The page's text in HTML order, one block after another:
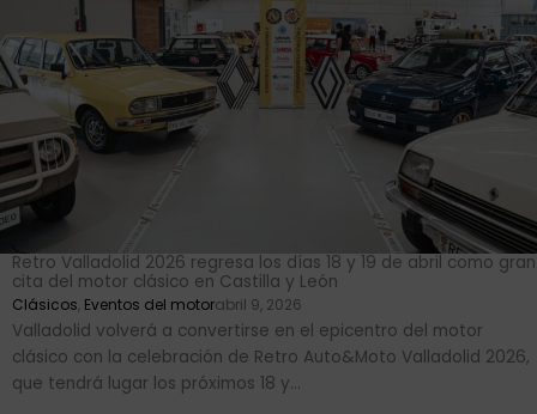
Retro Valladolid 2026 regresa los días 18 y 19 de abril como gran
cita del motor clásico en Castilla y León
Clásicos, Eventos del motorabril 9, 2026
Valladolid volverá a convertirse en el epicentro del motor
clásico con la celebración de Retro Auto&Moto Valladolid 2026,
que tendrá lugar los próximos 18 y...